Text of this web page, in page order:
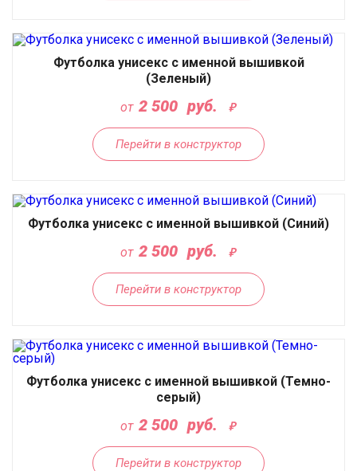
Футболка унисекс с именной вышивкой
(Зеленый)
от 2 500 руб.
Перейти в конструктор
Футболка унисекс с именной вышивкой (Синий)
от 2 500 руб.
Перейти в конструктор
Футболка унисекс с именной вышивкой (Темно-
серый)
от 2 500 руб.
Перейти в конструктор